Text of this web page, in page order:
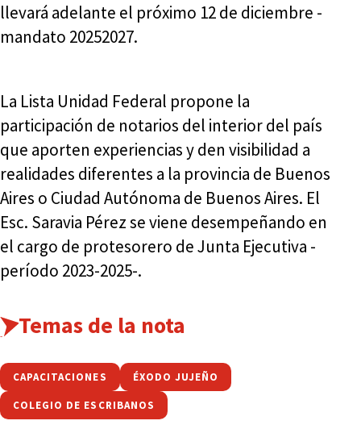
llevará adelante el próximo 12 de diciembre -
mandato 20252027.
La Lista Unidad Federal propone la
participación de notarios del interior del país
que aporten experiencias y den visibilidad a
realidades diferentes a la provincia de Buenos
Aires o Ciudad Autónoma de Buenos Aires. El
Esc. Saravia Pérez se viene desempeñando en
el cargo de protesorero de Junta Ejecutiva -
período 2023-2025-.
Temas de la nota
CAPACITACIONES ÉXODO JUJEÑO
COLEGIO DE ESCRIBANOS